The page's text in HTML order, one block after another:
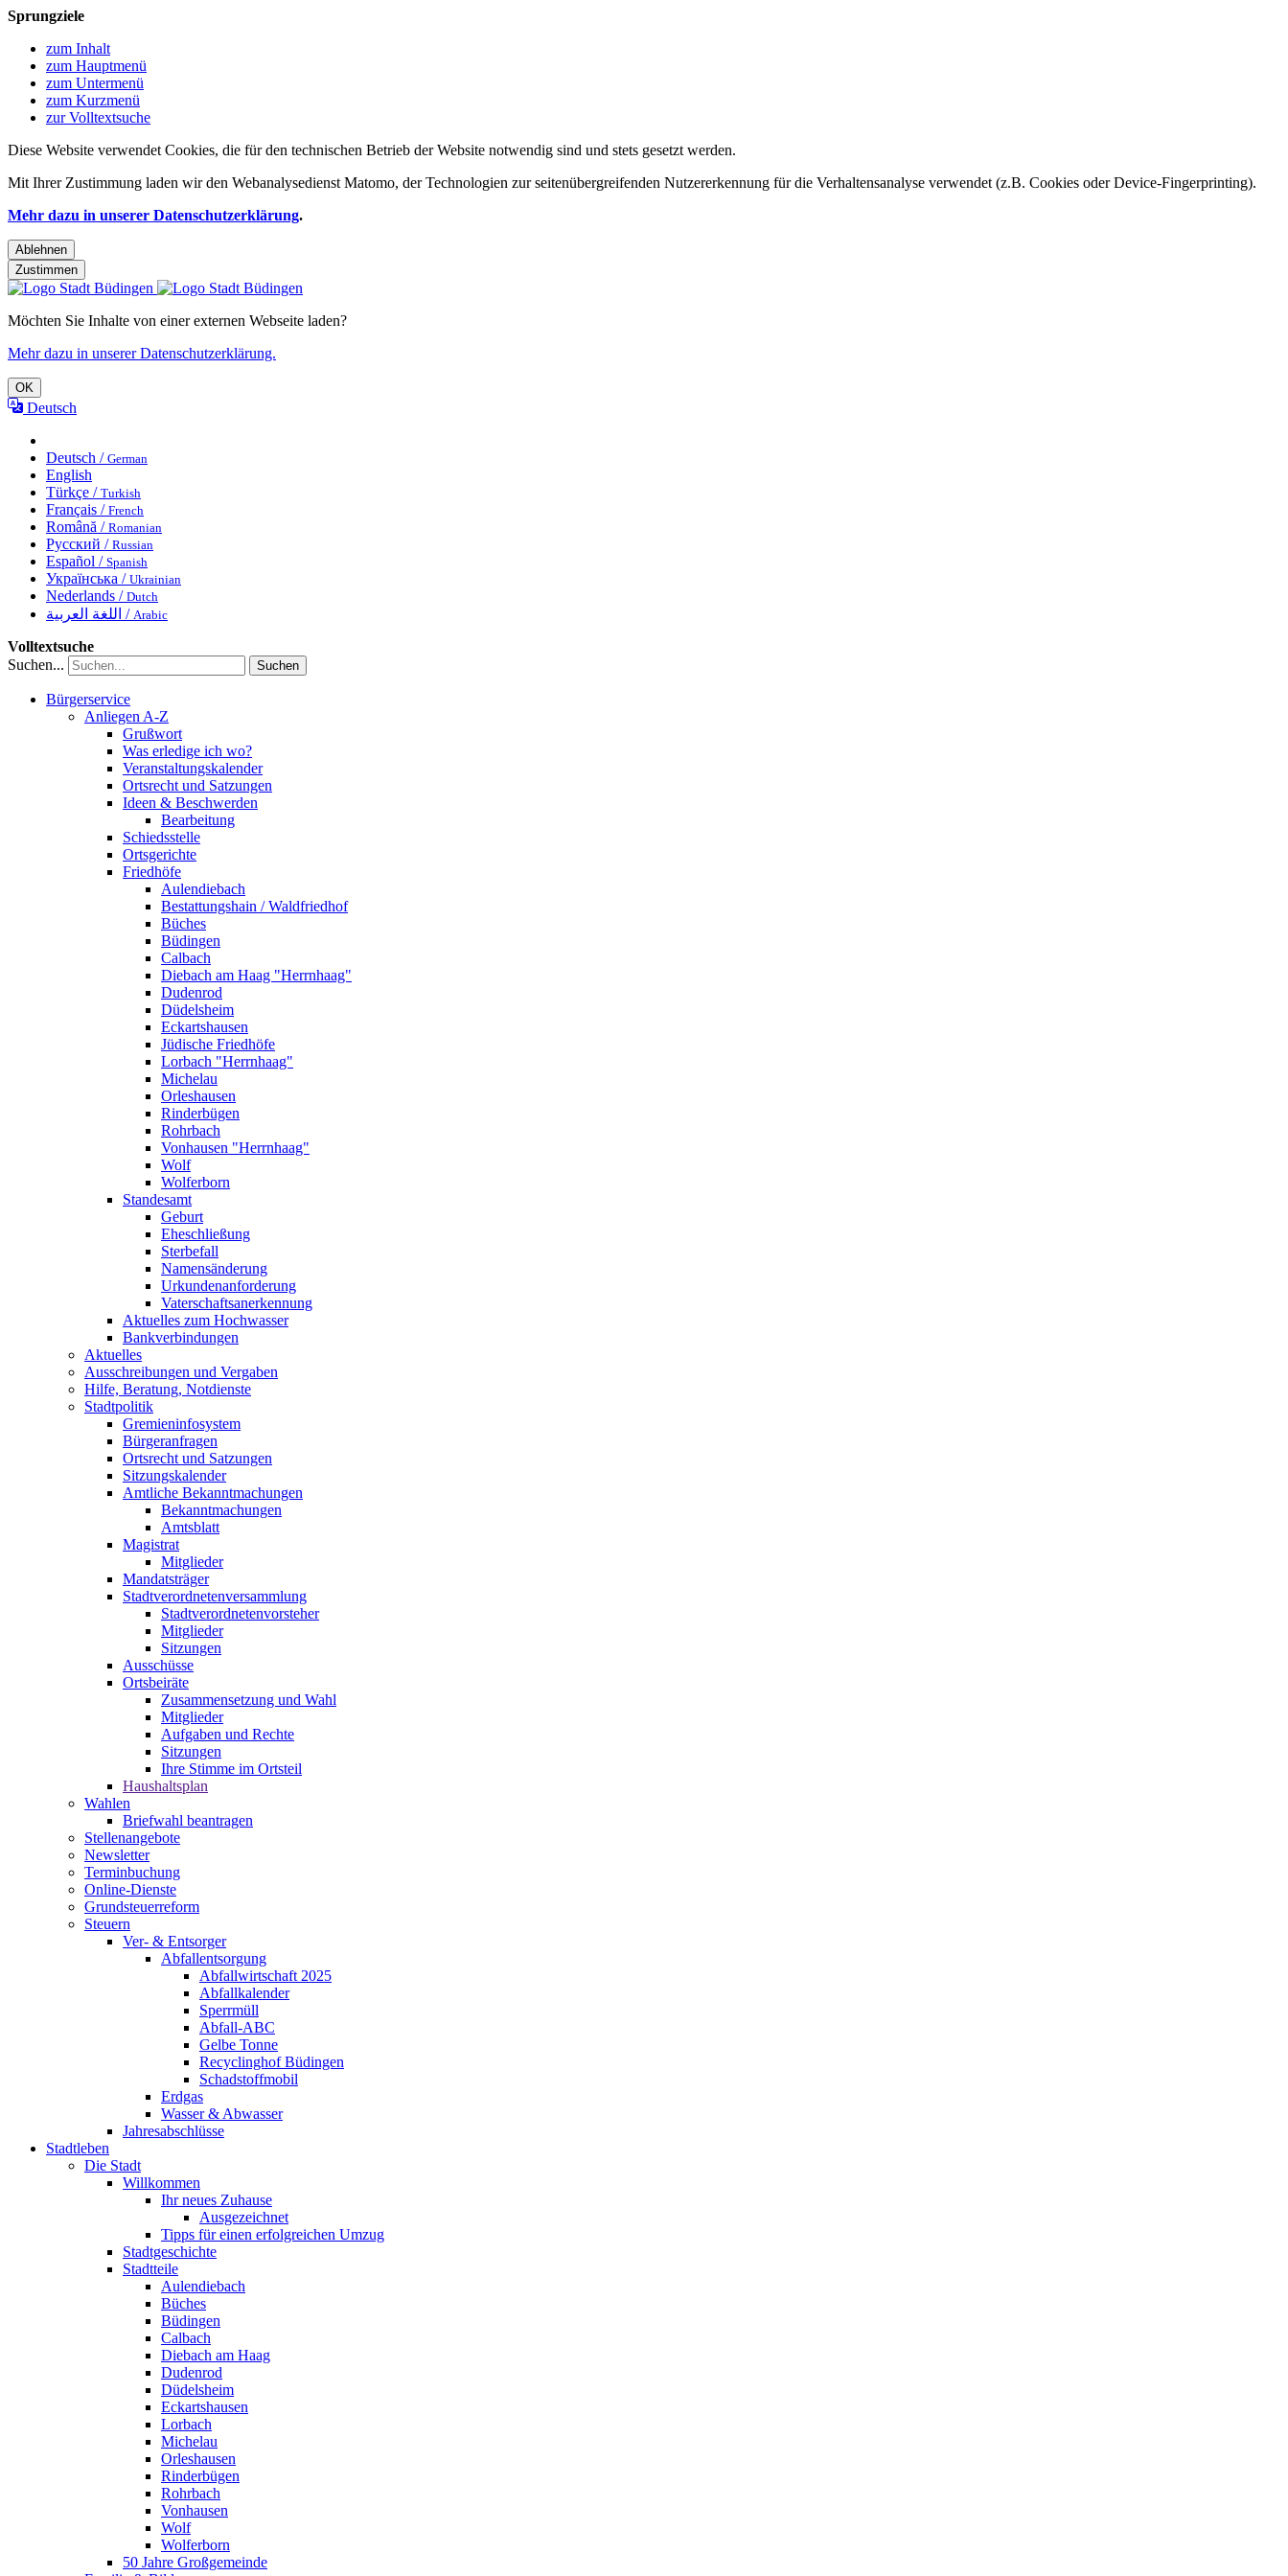
Sprungziele
zum Inhalt
zum Hauptmenü
zum Untermenü
zum Kurzmenü
zur Volltextsuche
Diese Website verwendet Cookies, die für den technischen Betrieb der Website notwendig sind und stets gesetzt werden.
Mit Ihrer Zustimmung laden wir den Webanalysedienst Matomo, der Technologien zur seitenübergreifenden Nutzererkennung für die Verhaltensanalyse verwendet (z.B. Cookies oder Device-Fingerprinting).
Mehr dazu in unserer Datenschutzerklärung.
Ablehnen
Zustimmen
Möchten Sie Inhalte von einer externen Webseite laden?
Mehr dazu in unserer Datenschutzerklärung.
OK
Deutsch
Deutsch / German
English
Türkçe / Turkish
Français / French
Română / Romanian
Русский / Russian
Español / Spanish
Українська / Ukrainian
Nederlands / Dutch
اللغة العربية / Arabic
Volltextsuche
Suchen...
Suchen
Bürgerservice
Anliegen A-Z
Grußwort
Was erledige ich wo?
Veranstaltungskalender
Ortsrecht und Satzungen
Ideen & Beschwerden
Bearbeitung
Schiedsstelle
Ortsgerichte
Friedhöfe
Aulendiebach
Bestattungshain / Waldfriedhof
Büches
Büdingen
Calbach
Diebach am Haag "Herrnhaag"
Dudenrod
Düdelsheim
Eckartshausen
Jüdische Friedhöfe
Lorbach "Herrnhaag"
Michelau
Orleshausen
Rinderbügen
Rohrbach
Vonhausen "Herrnhaag"
Wolf
Wolferborn
Standesamt
Geburt
Eheschließung
Sterbefall
Namensänderung
Urkundenanforderung
Vaterschaftsanerkennung
Aktuelles zum Hochwasser
Bankverbindungen
Aktuelles
Ausschreibungen und Vergaben
Hilfe, Beratung, Notdienste
Stadtpolitik
Gremieninfosystem
Bürgeranfragen
Ortsrecht und Satzungen
Sitzungskalender
Amtliche Bekanntmachungen
Bekanntmachungen
Amtsblatt
Magistrat
Mitglieder
Mandatsträger
Stadtverordnetenversammlung
Stadtverordnetenvorsteher
Mitglieder
Sitzungen
Ausschüsse
Ortsbeiräte
Zusammensetzung und Wahl
Mitglieder
Aufgaben und Rechte
Sitzungen
Ihre Stimme im Ortsteil
Haushaltsplan
Wahlen
Briefwahl beantragen
Stellenangebote
Newsletter
Terminbuchung
Online-Dienste
Grundsteuerreform
Steuern
Ver- & Entsorger
Abfallentsorgung
Abfallwirtschaft 2025
Abfallkalender
Sperrmüll
Abfall-ABC
Gelbe Tonne
Recyclinghof Büdingen
Schadstoffmobil
Erdgas
Wasser & Abwasser
Jahresabschlüsse
Stadtleben
Die Stadt
Willkommen
Ihr neues Zuhause
Ausgezeichnet
Tipps für einen erfolgreichen Umzug
Stadtgeschichte
Stadtteile
Aulendiebach
Büches
Büdingen
Calbach
Diebach am Haag
Dudenrod
Düdelsheim
Eckartshausen
Lorbach
Michelau
Orleshausen
Rinderbügen
Rohrbach
Vonhausen
Wolf
Wolferborn
50 Jahre Großgemeinde